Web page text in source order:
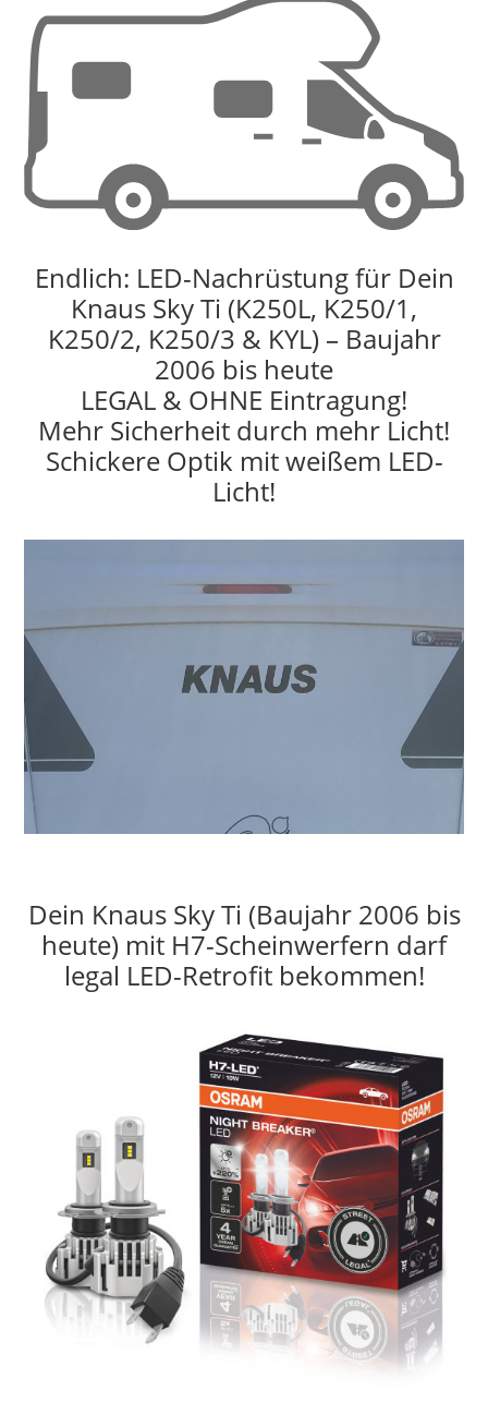
Endlich: LED-Nachrüstung für Dein
Knaus Sky Ti (K250L, K250/1,
K250/2, K250/3 & KYL) – Baujahr
2006 bis heute
LEGAL & OHNE Eintragung!
Mehr Sicherheit durch mehr Licht!
Schickere Optik mit weißem LED-
Licht!
Dein Knaus Sky Ti (Baujahr 2006 bis
heute) mit H7-Scheinwerfern darf
legal LED-Retrofit bekommen!